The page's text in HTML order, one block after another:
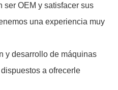
ser OEM y satisfacer sus
una experiencia muy
y desarrollo de máquinas
a ofrecerle